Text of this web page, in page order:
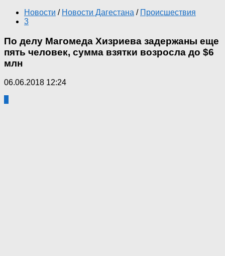
Новости / Новости Дагестана / Происшествия
3
По делу Магомеда Хизриева задержаны еще
пять человек, сумма взятки возросла до $6
млн
06.06.2018 12:24